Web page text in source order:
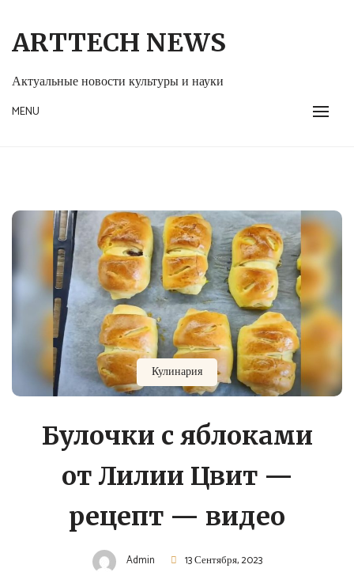
content
ARTTECH NEWS
Актуальные новости культуры и науки
MENU
Кулинария
Булочки с яблоками
от Лилии Цвит —
рецепт — видео
Admin 13 Сентября, 2023